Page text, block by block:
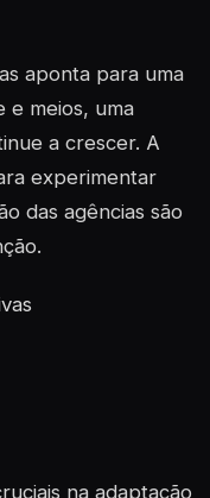
aponta para uma
e meios, uma
a crescer. A
experimentar
das agências são
na adaptação